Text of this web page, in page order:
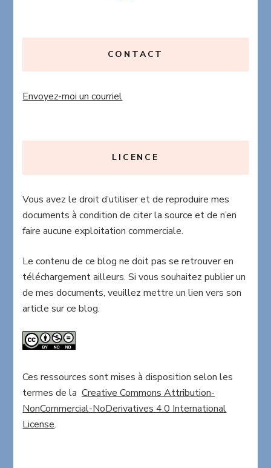
CONTACT
Envoyez-moi un courriel
LICENCE
Vous avez le droit d’utiliser et de reproduire mes
documents à condition de citer la source et de n’en
faire aucune exploitation commerciale.
Le contenu de ce blog ne doit pas se retrouver en
téléchargement ailleurs. Si vous souhaitez publier un
de mes documents, veuillez mettre un lien vers son
article sur ce blog.
Ces ressources sont mises à disposition selon les
termes de laCreative Commons Attribution-
NonCommercial-NoDerivatives 4.0 International
License.